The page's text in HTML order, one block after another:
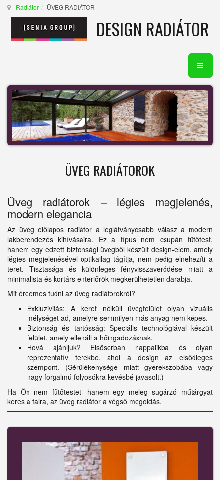
Radiátor ÜVEG RADIÁTOR
DESIGN RADIÁTOR
ÜVEG RADIÁTOROK
Üveg radiátorok – légies megjelenés,
modern elegancia
Az üveg előlapos radiátor a leglátványosabb válasz a modern
lakberendezés kihívásaira. Ez a típus nem csupán fűtőtest,
hanem egy edzett biztonsági üvegből készült design-elem, amely
légies megjelenésével optikailag tágítja, nem pedig elnehezíti a
teret. Tisztasága és különleges fényvisszaverődése miatt a
minimalista és kortárs enteriőrök megkerülhetetlen darabja.
Mit érdemes tudni az üveg radiátorokról?
Exkluzivitás: A keret nélküli üvegfelület olyan vizuális
mélységet ad, amelyre semmilyen más anyag nem képes.
Biztonság és tartósság: Speciális technológiával készült
felület, amely ellenáll a hőingadozásnak.
Hová ajánljuk? Elsősorban nappalikba és olyan
reprezentatív terekbe, ahol a design az elsődleges
szempont. (Sérülékenysége miatt gyerekszobába vagy
nagy forgalmú folyosókra kevésbé javasolt.)
Ha Ön nem fűtőtestet, hanem egy meleg sugárzó műtárgyat
keres a falra, az üveg radiátor a végső megoldás.